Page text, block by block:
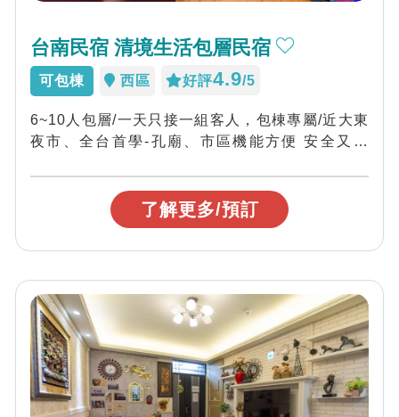
台南民宿 清境生活包層民宿
可包棟 西區 好評4.9/5
6~10人包層/一天只接一組客人，包棟專屬/近大東
夜市、全台首學-孔廟、市區機能方便 安全又隱
了解更多/預訂